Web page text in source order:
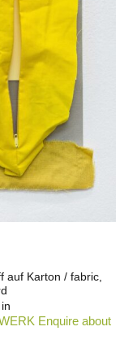
auf Karton / fabric,
Enquire about